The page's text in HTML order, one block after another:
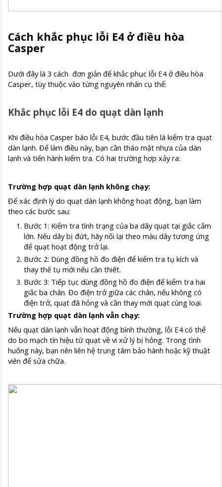
Cách khắc phục lỗi E4 ở điều hòa
Casper
Dưới đây là 3 cách đơn giản để khắc phục lỗi E4 ở điều hòa
Casper, tùy thuộc vào từng nguyên nhân cụ thể:
Khắc phục lỗi E4 do quạt dàn lạnh
Khi điều hòa Casper báo lỗi E4, bước đầu tiên là kiểm tra quạt
dàn lạnh. Để làm điều này, bạn cần tháo mặt nhựa của dàn
lạnh và tiến hành kiểm tra. Có hai trường hợp xảy ra:
Trường hợp quạt dàn lạnh không chạy:
Để xác định lý do quạt dàn lạnh không hoạt động, bạn làm
theo các bước sau:
Bước 1: Kiểm tra tình trạng của ba dây quạt tại giắc cắm
lớn. Nếu dây bị đứt, hãy nối lại theo màu dây tương ứng
để quạt hoạt động trở lại.
Bước 2: Dùng đồng hồ đo điện để kiểm tra tụ kích và
thay thế tụ mới nếu cần thiết.
Bước 3: Tiếp tục dùng đồng hồ đo điện để kiểm tra hai
giắc ba chân. Đo điện trở giữa các chân, nếu không có
điện trở, quạt đã hỏng và cần thay mới quạt cùng loại.
Trường hợp quạt dàn lạnh vẫn chạy:
Nếu quạt dàn lạnh vẫn hoạt động bình thường, lỗi E4 có thể
do bo mạch tín hiệu từ quạt về vi xử lý bị hỏng. Trong tình
huống này, bạn nên liên hệ trung tâm bảo hành hoặc kỹ thuật
viên để sửa chữa.